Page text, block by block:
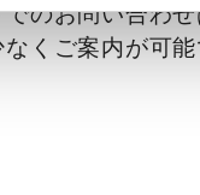
のお問い合わ
くご案内が可能